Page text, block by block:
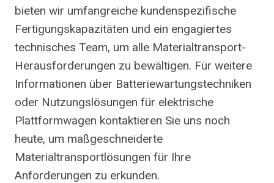
bieten wir umfangreiche kundenspezifische
Fertigungskapazitäten und ein engagiertes
technisches Team, um alle Materialtransport-
Herausforderungen zu bewältigen. Für weitere
Informationen über Batteriewartungstechniken
oder Nutzungslösungen für elektrische
Plattformwagen kontaktieren Sie uns noch
heute, um maßgeschneiderte
Materialtransportlösungen für Ihre
Anforderungen zu erkunden.